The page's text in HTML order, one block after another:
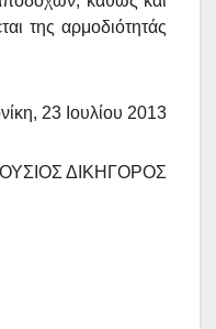
της αρμοδιότητάς
23 Ιουλίου 2013
ΔΙΚΗΓΟΡΟΣ